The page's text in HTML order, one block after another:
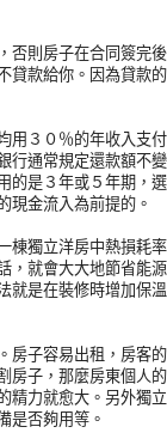
則房子在合同簽完
款給你。因為貸款
３０％的年收入支
通常規定還款額不
是３年或５年期，
現金流入為前提的。
獨立洋房中熱損耗
就會大大地節省能
是在裝修時增加保
子容易出租，房客
子，那麼房東個人
力就愈大。另外獨
是否夠用等。